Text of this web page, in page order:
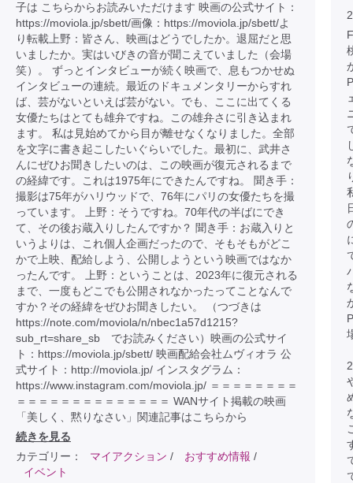
子は こちらからお読みいただけます 映画の公式サイト：
https://moviola.jp/sbett/画像：https://moviola.jp/sbett/よ
り転載上野：皆さん、映画はどうでしたか。退屈だと思
いましたか。実はいびきの音が聞こえていました（会場
笑）。 ずっとインタビューが続く映画で、息もつかせぬ
インタビューの連続。最近のドキュメンタリーからすれ
ば、芸がないといえば芸がない。でも、ここに出てくる
女優たちはとても雄弁ですね。この雄弁さに引き込まれ
ます。 私は見始めてから目が離せなくなりました。全部
を文字に書き起こしたいぐらいでした。最初に、武井さ
んにぜひお聞きしたいのは、この映画が復元されるまで
の経緯です。これは1975年にできたんですね。 聞き手：
撮影は75年がハリウッドで、76年にパリの女優たちを撮
っています。 上野：そうですね。70年代の半ばにでき
て、その後お蔵入りしたんですか？ 聞き手：お蔵入りと
いうよりは、これ個人企画だったので、そもそもがどこ
かで上映、配給しよう、公開しようという映画ではなか
ったんです。 上野：ということは、2023年に復元される
まで、一度もどこでも公開されなかったってことなんで
すか？その経緯をぜひお聞きしたい。 （つづきは
https://note.com/moviola/n/nbec1a57d1215?
sub_rt=share_sb でお読みください）映画の公式サイ
ト：https://moviola.jp/sbett/ 映画配給会社ムヴィオラ 公
式サイト：http://moviola.jp/ インスタグラム：
https://www.instagram.com/moviola.jp/ ＝＝＝＝＝＝＝＝
＝＝＝＝＝＝＝＝＝＝＝＝＝＝ WANサイト掲載の映画
「美しく、黙りなさい」関連記事はこちらから
続きを見る
カテゴリー：
マイアクション / おすすめ情報 /
イベント